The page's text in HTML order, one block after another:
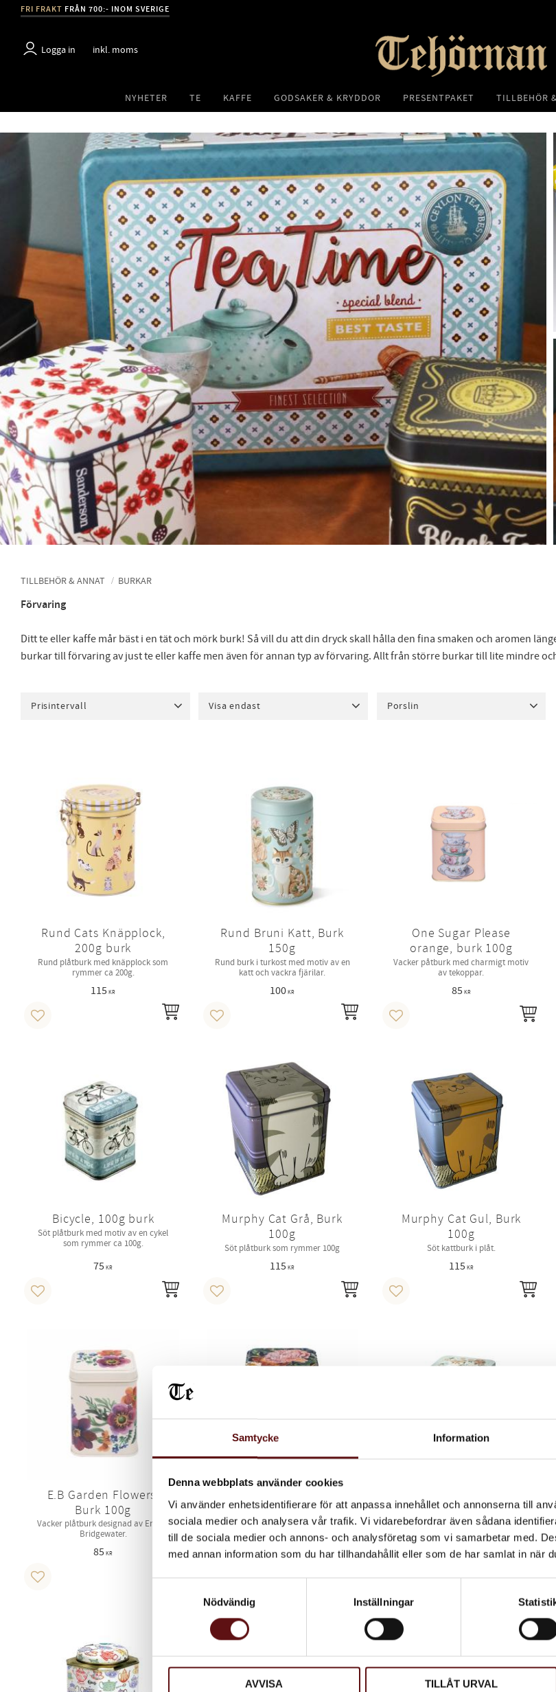
Samtycke Information
Denna webbplats använder cookies
Vi använder enhetsidentifierare för att anpassa innehållet och annonserna till
sociala medier och analysera vår trafik. Vi vidarebefordrar även sådana
till de sociala medier och annons- och analysföretag som vi samarbetar med.
med annan information som du har tillhandahållit eller som de har samlat in när
Nödvändig
Inställningar
AVVISA TILLÅT URVAL
FRI FRAKT FRÅN 700:- INOM SVERIGE
Logga in inkl. moms
NYHETER TE KAFFE GODSAKER & KRYDDOR PRESENTPAKET TILLBEHÖR
TILLBEHÖR & ANNAT BURKAR
Förvaring
Ditt te eller kaffe mår bäst i en tät och mörk burk! Så vill du att din dryck skall hålla den fina smaken och aromen
burkar till förvaring av just te eller kaffe men även för annan typ av förvaring. Allt från större burkar till lite mindre
Prisintervall Visa endast Porslin
Rund Cats Knäpplock,
200g burk
Rund plåtburk med knäpplock som
rymmer ca 200g.
115 KR
Lägg till i favoriter
Rund Bruni Katt, Burk
150g
Rund burk i turkost med motiv av en
katt och vackra fjärilar.
100KR
Lägg till i favoriter
One Sugar Please
orange, burk 100g
Vacker påtburk med charmigt motiv
av tekoppar.
85 KR
Lägg till i favoriter
Bicycle, 100g burk
Söt plåtburk med motiv av en cykel
som rymmer ca 100g.
75 KR
Lägg till i favoriter
Murphy Cat Grå, Burk
100g
Söt plåtburk som rymmer 100g
115 KR
Lägg till i favoriter
Murphy Cat Gul, Burk
100g
Söt kattburk i plåt.
115 KR
Lägg till i favoriter
E.B Garden Flowers,
Burk 100g
Vacker plåtburk designad av Emma
Bridgewater.
85 KR
Lägg till i favoriter KÖP
Burk 100g
Vacker plåtburk med pioner som
rymmer 100g.
85KR
INFO
Söt turkos plåtburk med kattmotiv.
85 KR